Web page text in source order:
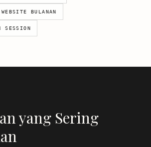
BULANAN
SESSION
yang Sering